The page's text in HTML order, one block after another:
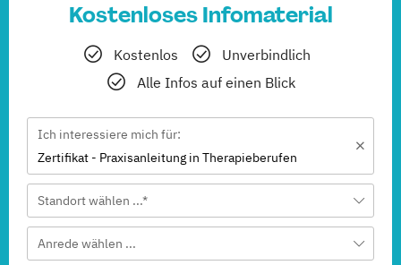
Kostenloses Infomaterial
Kostenlos
Unverbindlich
Alle Infos auf einen Blick
Ich interessiere mich für:
Zertifikat - Praxisanleitung in Therapieberufen
Standort wählen ...*
Anrede wählen ...